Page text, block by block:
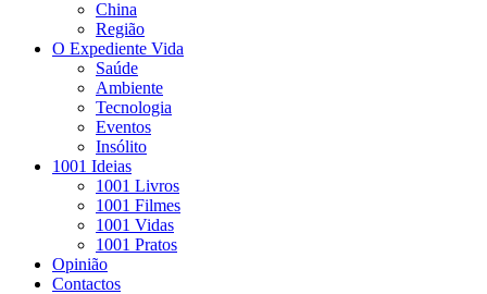
China
Região
O Expediente Vida
Saúde
Ambiente
Tecnologia
Eventos
Insólito
1001 Ideias
1001 Livros
1001 Filmes
1001 Vidas
1001 Pratos
Opinião
Contactos